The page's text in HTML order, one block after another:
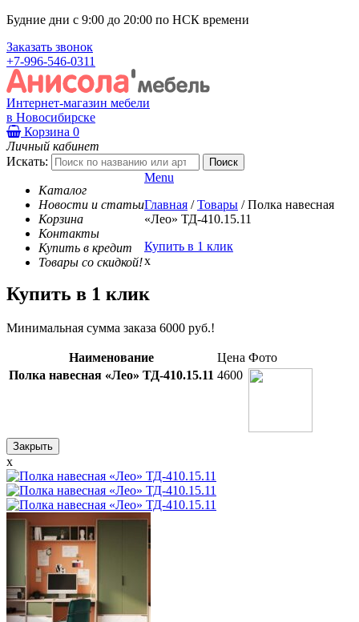
Будние дни с 9:00 до 20:00 по НСК времени
Заказать звонок
+7-996-546-0311
Интернет-магазин мебели
в Новосибирске
Корзина 0
Личный кабинет
Искать:
Каталог
Новости и статьи
Корзина
Контакты
Купить в кредит
Товары со скидкой!
Menu
Главная / Товары / Полка навесная
«Лео» ТД-410.15.11
Купить в 1 клик
x
Купить в 1 клик
Минимальная сумма заказа 6000 руб.!
Наименование Цена Фото
Полка навесная «Лео» ТД-410.15.11 4600
Закрыть
x